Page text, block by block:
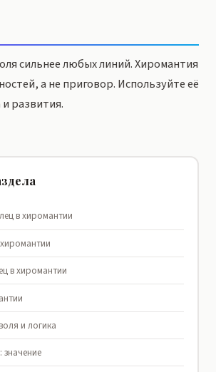
сильнее любых линий. Хиромантия
а не приговор. Используйте её
развития.
в хиромантии
в хиромантии
и логика